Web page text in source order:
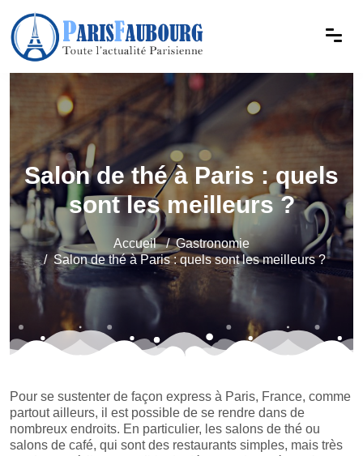
Salon de thé à Paris : quels
sont les meilleurs ?
Accueil
Gastronomie
Salon de thé à Paris : quels sont les meilleurs ?
Pour se sustenter de façon express à Paris, France, comme
partout ailleurs, il est possible de se rendre dans de
nombreux endroits. En particulier, les salons de thé ou
salons de café, qui sont des restaurants simples, mais très